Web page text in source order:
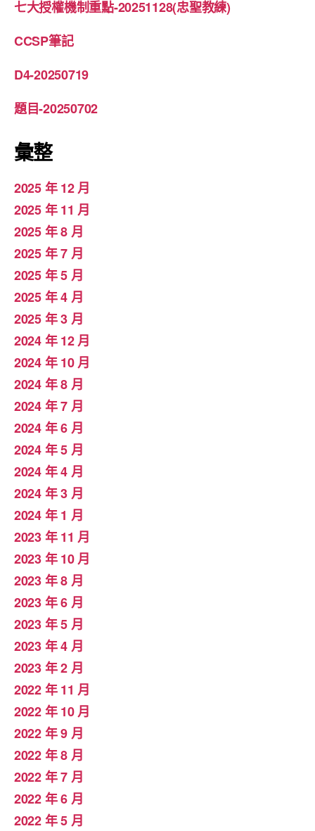
七大授權機制重點-20251128(忠聖教練)
CCSP筆記
D4-20250719
題目-20250702
彙整
2025 年 12 月
2025 年 11 月
2025 年 8 月
2025 年 7 月
2025 年 5 月
2025 年 4 月
2025 年 3 月
2024 年 12 月
2024 年 10 月
2024 年 8 月
2024 年 7 月
2024 年 6 月
2024 年 5 月
2024 年 4 月
2024 年 3 月
2024 年 1 月
2023 年 11 月
2023 年 10 月
2023 年 8 月
2023 年 6 月
2023 年 5 月
2023 年 4 月
2023 年 2 月
2022 年 11 月
2022 年 10 月
2022 年 9 月
2022 年 8 月
2022 年 7 月
2022 年 6 月
2022 年 5 月